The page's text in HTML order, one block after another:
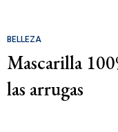
BELLEZA
Mascarilla
las arrugas